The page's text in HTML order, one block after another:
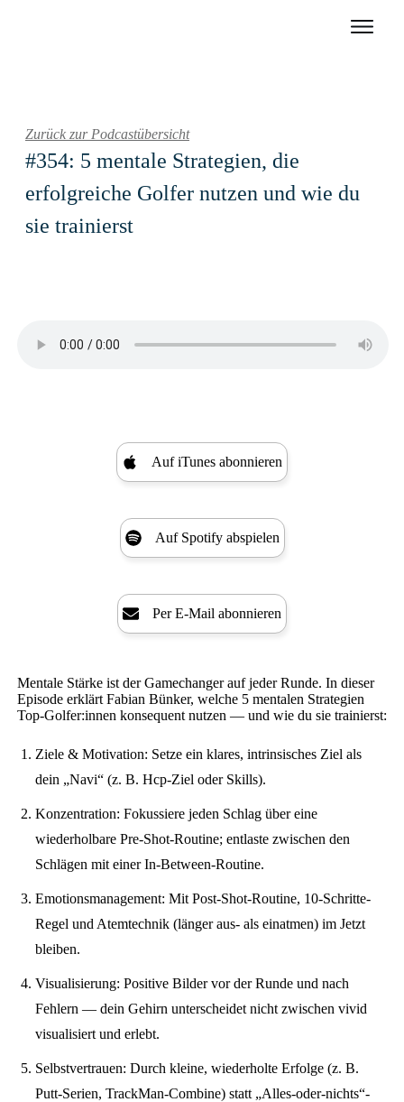
Zurück zur Podcastübersicht
#354: 5 mentale Strategien, die
erfolgreiche Golfer nutzen und wie du
sie trainierst
Auf iTunes abonnieren
Auf Spotify abspielen
Per E-Mail abonnieren
Mentale Stärke ist der Gamechanger auf jeder Runde. In dieser
Episode erklärt Fabian Bünker, welche 5 mentalen Strategien
Top-Golfer:innen konsequent nutzen — und wie du sie trainierst:
Ziele & Motivation: Setze ein klares, intrinsisches Ziel als
dein „Navi“ (z. B. Hcp-Ziel oder Skills).
Konzentration: Fokussiere jeden Schlag über eine
wiederholbare Pre-Shot-Routine; entlaste zwischen den
Schlägen mit einer In-Between-Routine.
Emotionsmanagement: Mit Post-Shot-Routine, 10-Schritte-
Regel und Atemtechnik (länger aus- als einatmen) im Jetzt
bleiben.
Visualisierung: Positive Bilder vor der Runde und nach
Fehlern — dein Gehirn unterscheidet nicht zwischen vivid
visualisiert und erlebt.
Selbstvertrauen: Durch kleine, wiederholte Erfolge (z. B.
Putt-Serien, TrackMan-Combine) statt „Alles-oder-nichts“-